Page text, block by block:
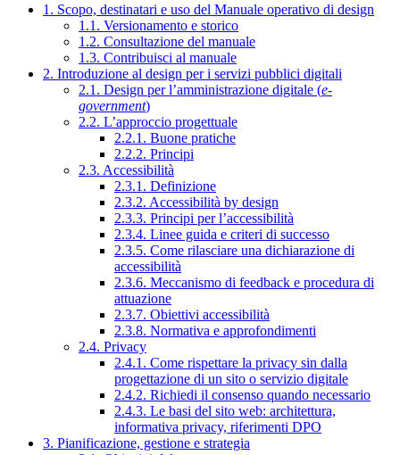
1. Scopo, destinatari e uso del Manuale operativo di design
1.1. Versionamento e storico
1.2. Consultazione del manuale
1.3. Contribuisci al manuale
2. Introduzione al design per i servizi pubblici digitali
2.1. Design per l’amministrazione digitale (e-
government)
2.2. L’approccio progettuale
2.2.1. Buone pratiche
2.2.2. Principi
2.3. Accessibilità
2.3.1. Definizione
2.3.2. Accessibilità by design
2.3.3. Principi per l’accessibilità
2.3.4. Linee guida e criteri di successo
2.3.5. Come rilasciare una dichiarazione di
accessibilità
2.3.6. Meccanismo di feedback e procedura di
attuazione
2.3.7. Obiettivi accessibilità
2.3.8. Normativa e approfondimenti
2.4. Privacy
2.4.1. Come rispettare la privacy sin dalla
progettazione di un sito o servizio digitale
2.4.2. Richiedi il consenso quando necessario
2.4.3. Le basi del sito web: architettura,
informativa privacy, riferimenti DPO
3. Pianificazione, gestione e strategia